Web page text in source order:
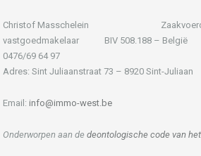
Christof Masschelein Zaakvoerder
vastgoedmakelaar BIV
0476/69 64 97
Adres: Sint Juliaanstraat 73 – 8920 Sint-Juliaan
Email: info@immo-west.be
Onderworpen aan de deontologische code van